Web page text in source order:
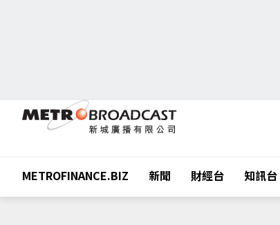
METROFINANCE.BIZ 新聞 財經台 知訊台